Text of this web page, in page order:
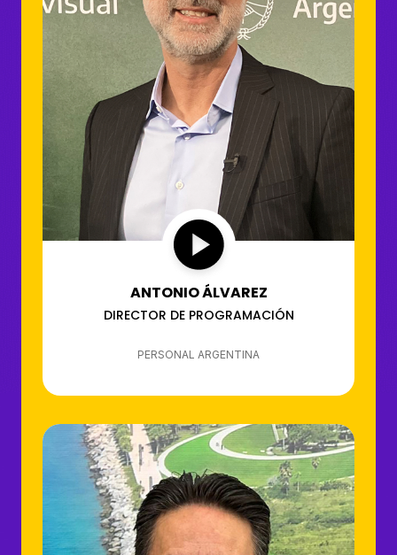
ANTONIO ÁLVAREZ
DIRECTOR DE PROGRAMACIÓN
PERSONAL ARGENTINA